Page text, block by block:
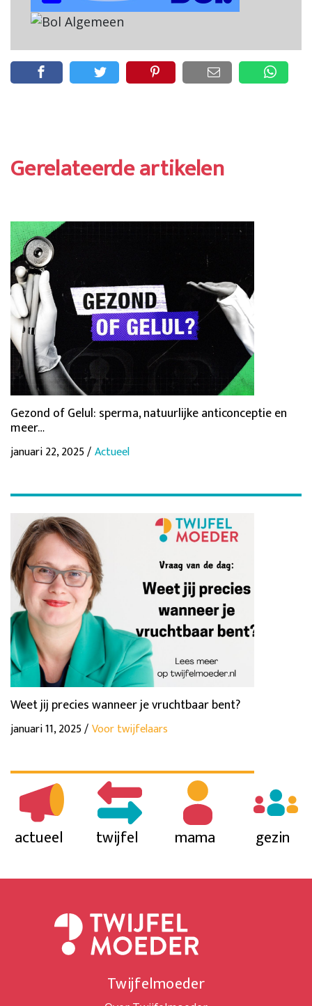
Gerelateerde artikelen
Gezond of Gelul: sperma, natuurlijke anticonceptie en
meer…
januari 22, 2025 /Actueel
Weet jij precies wanneer je vruchtbaar bent?
januari 11, 2025 /Voor twijfelaars
actueel twijfel mama gezin
Twijfelmoeder